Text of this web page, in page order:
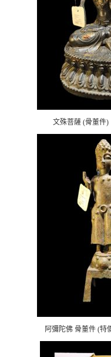
文殊菩薩 (骨董件)
阿彌陀佛 骨董件 (特